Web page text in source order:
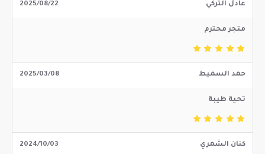
عادل التركي 2025/08/22
متجر محترم
حمد السميط 2025/03/08
تحية طيبة
كنان الشمري 2024/10/03